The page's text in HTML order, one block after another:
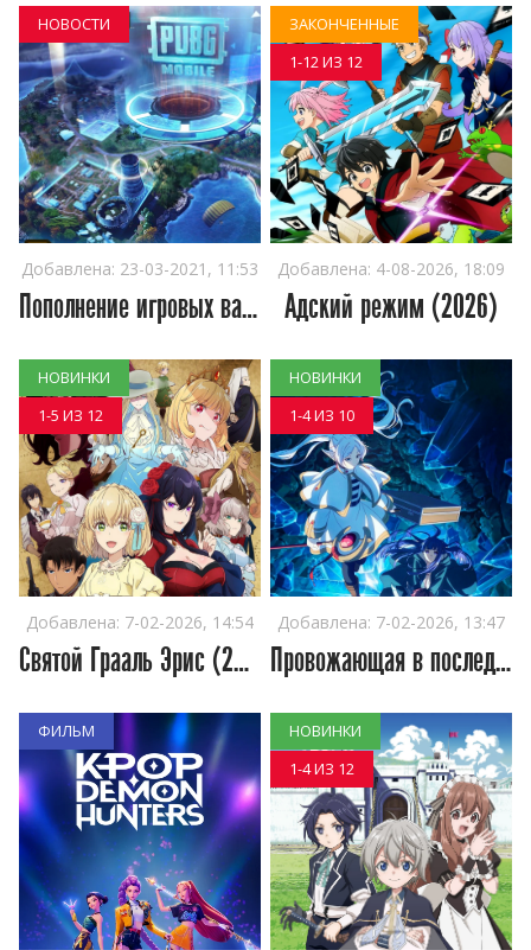
НОВОСТИ
Добавлена: 23-03-2021, 11:53
Пополнение игровых валют PUBG mobile
ЗАКОНЧЕННЫЕ
1-12 ИЗ 12
Добавлена: 4-08-2026, 18:09
Адский режим (2026)
НОВИНКИ
1-5 ИЗ 12
Добавлена: 7-02-2026, 14:54
Святой Грааль Эрис (2026)
НОВИНКИ
1-4 ИЗ 10
Добавлена: 7-02-2026, 13:47
Провожающая в последний путь Фрирен [ТВ-2]
ФИЛЬМ
НОВИНКИ
1-4 ИЗ 12